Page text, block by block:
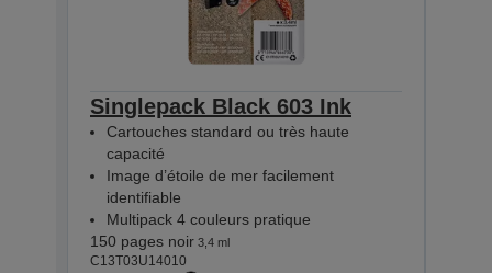
Singlepack Black 603 Ink
Cartouches standard ou très haute
capacité
Image d’étoile de mer facilement
identifiable
Multipack 4 couleurs pratique
150 pages noir 3,4 ml
C13T03U14010